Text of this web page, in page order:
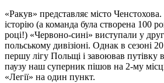
«Ракув» представляє місто
історію (а команда була створена 100
році!) «Червоно-сині» виступали у
польському дивізіоні. Однак в сезоні
першу лігу Польщі і завоював путівку
паузу наш суперник пішов на 2-му місці
«Легії» на один пункт.